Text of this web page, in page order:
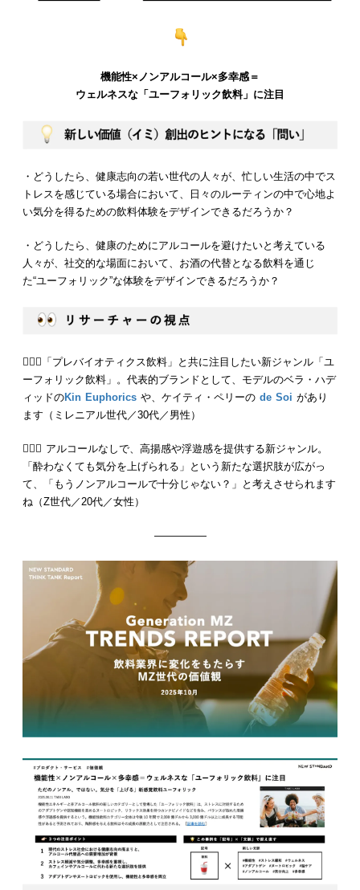
機能性×ノンアルコール×多幸感＝
ウェルネスな「ユーフォリック飲料」に注目
・どうしたら、健康志向の若い世代の人々が、忙しい生活の中でス
トレスを感じている場合において、日々のルーティンの中で心地よ
い気分を得るための飲料体験をデザインできるだろうか？
・どうしたら、健康のためにアルコールを避けたいと考えている
人々が、社交的な場面において、お酒の代替となる飲料を通じ
た“ユーフォリック”な体験をデザインできるだろうか？
💁🏻‍♂️「プレバイオティクス飲料」と共に注目したい新ジャンル「ユ
ーフォリック飲料」。代表的ブランドとして、モデルのベラ・ハデ
ィッドのKin Euphorics や、ケイティ・ペリーの de Soi があり
ます（ミレニアル世代／30代／男性）
💁🏻‍♀️ アルコールなしで、高揚感や浮遊感を提供する新ジャンル。
「酔わなくても気分を上げられる」という新たな選択肢が広がっ
て、「もうノンアルコールで十分じゃない？」と考えさせられます
ね（Z世代／20代／女性）
—————